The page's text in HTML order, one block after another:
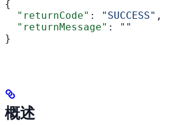
{
  "returnCode"
: "SUCCESS" ,
  "returnMessage"
:
""
}
概述